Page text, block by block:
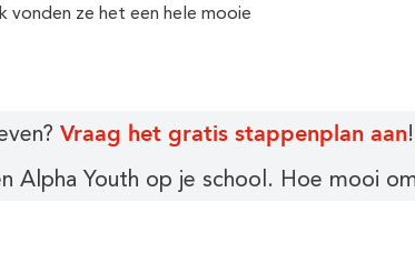
vonden ze het een hele mooie
Vraag het gratis stappenplan aan
Alpha Youth op je school. Hoe mooi